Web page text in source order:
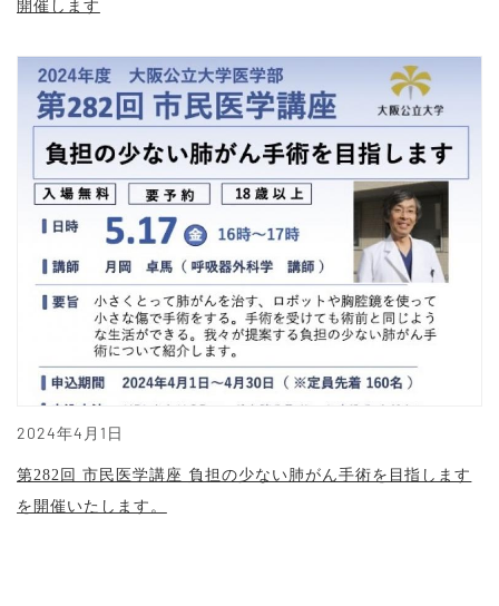
開催します
2024年4月1日
第282回 市民医学講座 負担の少ない肺がん手術を目指します
を開催いたします。